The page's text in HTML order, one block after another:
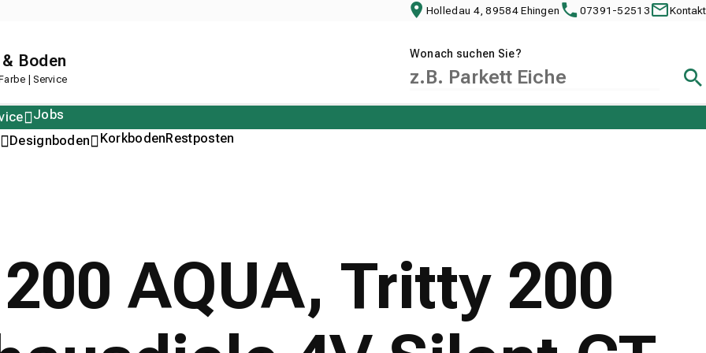
Holledau 4, 89584 Ehingen 07391-52513 Kontakt
Boden
| Service
Wonach suchen Sie?
Designboden KorkbodenRestposten
Jobs
AQUA, Tritty 200